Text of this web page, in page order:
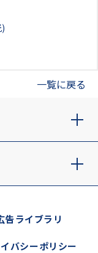
一覧に戻る
告ライブラリ
バシーポリシー